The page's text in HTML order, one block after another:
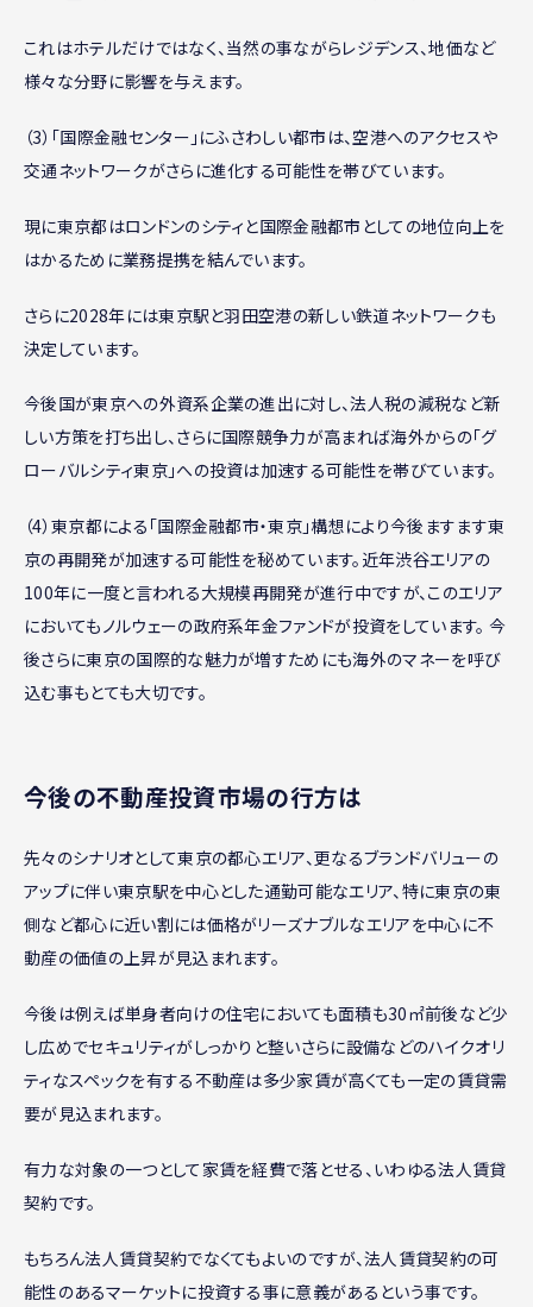
これはホテルだけではなく、当然の事ながらレジデンス、地価など
様々な分野に影響を与えます。
（3）「国際金融センター」にふさわしい都市は、空港へのアクセスや
交通ネットワークがさらに進化する可能性を帯びています。
現に東京都はロンドンのシティと国際金融都市としての地位向上を
はかるために業務提携を結んでいます。
さらに2028年には東京駅と羽田空港の新しい鉄道ネットワークも
決定しています。
今後国が東京への外資系企業の進出に対し、法人税の減税など新
しい方策を打ち出し、さらに国際競争力が高まれば海外からの「グ
ローバルシティ東京」への投資は加速する可能性を帯びています。
（4）東京都による「国際金融都市・東京」構想により今後ますます東
京の再開発が加速する可能性を秘めています。近年渋谷エリアの
100年に一度と言われる大規模再開発が進行中ですが、このエリア
においてもノルウェーの政府系年金ファンドが投資をしています。 今
後さらに東京の国際的な魅力が増すためにも海外のマネーを呼び
込む事もとても大切です。
今後の不動産投資市場の行方は
先々のシナリオとして東京の都心エリア、更なるブランドバリューの
アップに伴い東京駅を中心とした通勤可能なエリア、特に東京の東
側など都心に近い割には価格がリーズナブルなエリアを中心に不
動産の価値の上昇が見込まれます。
今後は例えば単身者向けの住宅においても面積も30㎡前後など少
し広めでセキュリティがしっかりと整いさらに設備などのハイクオリ
ティなスペックを有する不動産は多少家賃が高くても一定の賃貸需
要が見込まれます。
有力な対象の一つとして家賃を経費で落とせる、いわゆる法人賃貸
契約です。
もちろん法人賃貸契約でなくてもよいのですが、法人賃貸契約の可
能性のあるマーケットに投資する事に意義があるという事です。